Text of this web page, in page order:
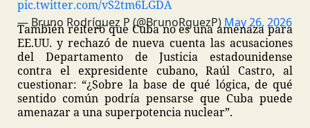
pic.twitter.com/vS2tm6LGDA
— Bruno Rodríguez P (@BrunoRguezP) May 26, 2026
También reiteró que Cuba no es una amenaza para
EE.UU. y rechazó de nueva cuenta las acusaciones
del Departamento de Justicia estadounidense
contra el expresidente cubano, Raúl Castro, al
cuestionar: “¿Sobre la base de qué lógica, de qué
sentido común podría pensarse que Cuba puede
amenazar a una superpotencia nuclear”.